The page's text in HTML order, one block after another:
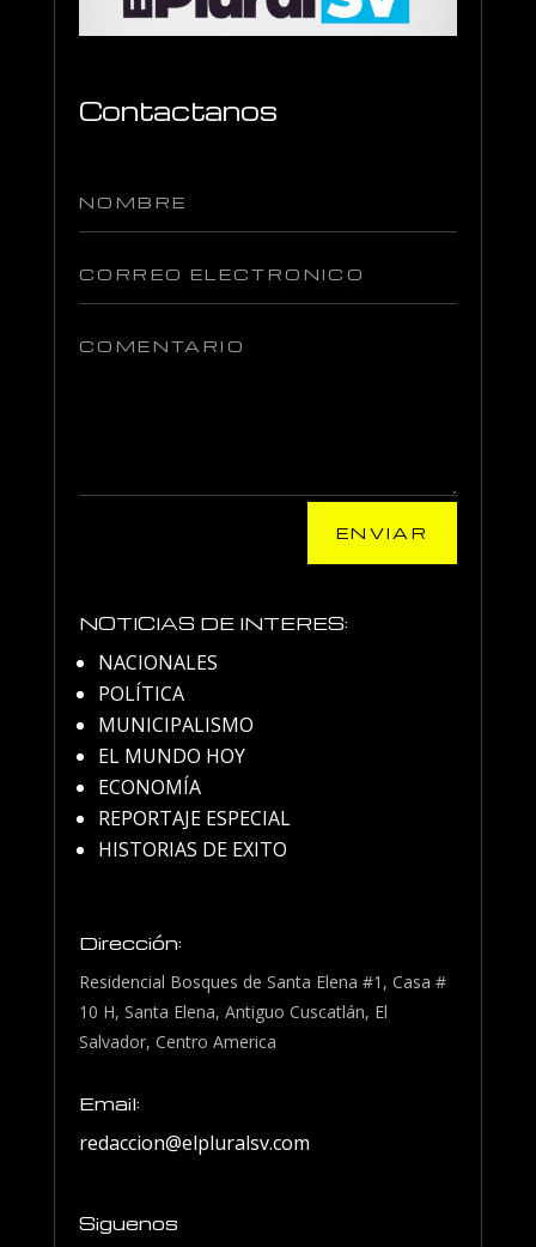
Contactanos
ENVIAR
NOTICIAS DE INTERES:
NACIONALES
POLÍTICA
MUNICIPALISMO
EL MUNDO HOY
ECONOMÍA
REPORTAJE ESPECIAL
HISTORIAS DE EXITO
Dirección:
Residencial Bosques de Santa Elena #1, Casa #
10 H, Santa Elena, Antiguo Cuscatlán, El
Salvador, Centro America
Email:
redaccion@elpluralsv.com
Siguenos